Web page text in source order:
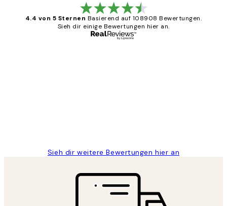
4.4 von 5 Sternen Basierend auf 108908 Bewertungen.
Sieh dir einige Bewertungen hier an.
Sieh dir weitere Bewertungen hier an